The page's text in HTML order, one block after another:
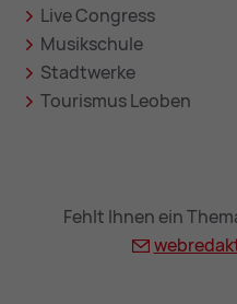
Live Congress
Musikschule
Stadtwerke
Tourismus Leoben
Fehlt Ihnen ein